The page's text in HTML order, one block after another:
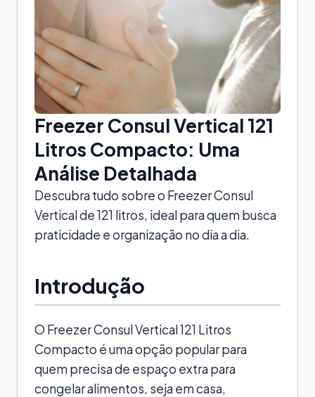
Freezer Consul Vertical 121
Litros Compacto: Uma
Análise Detalhada
Descubra tudo sobre o Freezer Consul
Vertical de 121 litros, ideal para quem busca
praticidade e organização no dia a dia.
Introdução
O Freezer Consul Vertical 121 Litros
Compacto é uma opção popular para
quem precisa de espaço extra para
congelar alimentos, seja em casa,